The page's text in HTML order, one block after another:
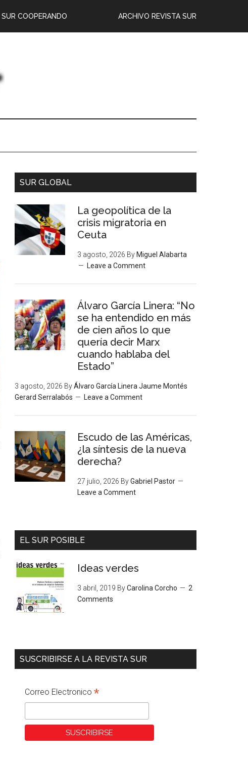
ARCHIVO REVISTA SUR
SUR COOPERANDO
SUR GLOBAL
La geopolítica de la
crisis migratoria en
Ceuta
3 agosto, 2026 By Miguel Alabarta
Leave a Comment
Álvaro García Linera: “No
se ha entendido en más
de cien años lo que
quería decir Marx
cuando hablaba del
Estado”
3 agosto, 2026 ByÁlvaro García Linera Jaume Montés
Gerard Serralabós
Leave a Comment
Escudo de las Américas,
¿la síntesis de la nueva
derecha?
27 julio, 2026 ByGabriel Pastor
Leave a Comment
EL SUR POSIBLE
Ideas verdes
3 abril, 2019 ByCarolina Corcho
2
Comments
SUSCRIBIRSE A LA REVISTA SUR
Correo Electronico *